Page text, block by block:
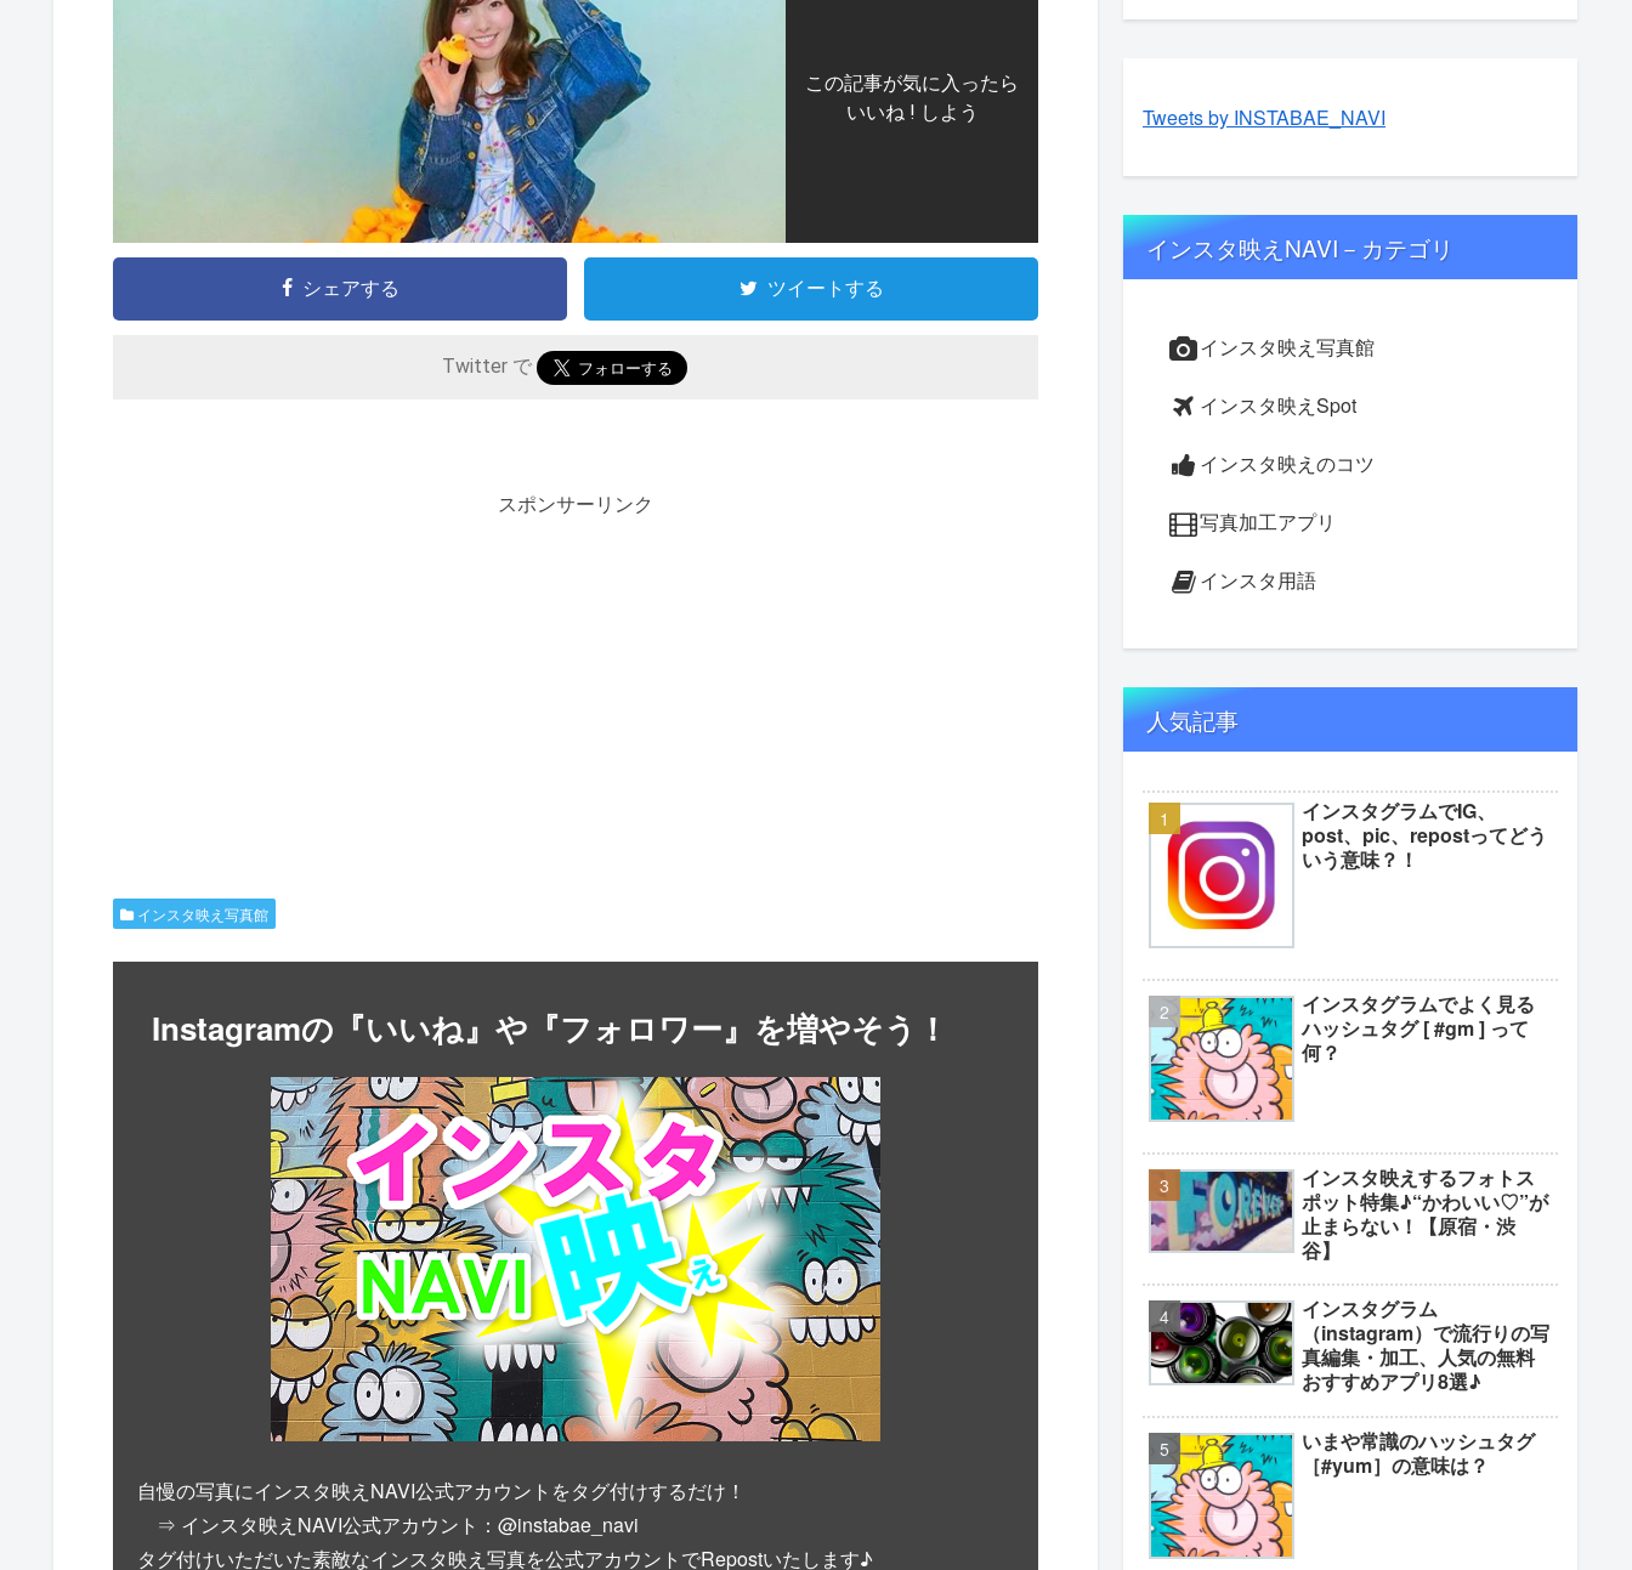
この記事が気に入ったら
いいね ! しよう
シェアする ツイートする
Twitter で
スポンサーリンク
インスタ映え写真館
Instagramの『いいね』や『フォロワー』を増やそう！
自慢の写真にインスタ映えNAVI公式アカウントをタグ付けするだけ！
⇒ インスタ映えNAVI公式アカウント：@instabae_navi
タグ付けいただいた素敵なインスタ映え写真を公式アカウントでRepostいたします♪
Tweets by INSTABAE_NAVI
インスタ映えNAVI－カテゴリ
インスタ映え写真館
インスタ映えSpot
インスタ映えのコツ
写真加工アプリ
インスタ用語
人気記事
インスタグラムでIG、
post、pic、repostってどう
いう意味？！
インスタグラムでよく見る
ハッシュタグ [ #gm ] って
何？
インスタ映えするフォトス
ポット特集♪“かわいい♡”が
止まらない！【原宿・渋
谷】
インスタグラム
（instagram）で流行りの写
真編集・加工、人気の無料
おすすめアプリ8選♪
いまや常識のハッシュタグ
［#yum］の意味は？